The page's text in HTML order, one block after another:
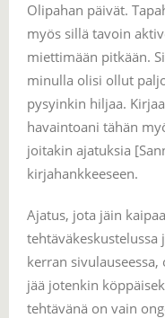
Olipahan päivät.
myös sillä tavoin
miettimään pitkään.
minulla olisi ollut
pysyinkin hiljaa.
havaintoani tähän
joitakin ajatuksia
kirjahankkeeseen.
Ajatus, jota jäin
tehtäväkeskustelussa
kerran
jää jotenkin
tehtävänä on vain